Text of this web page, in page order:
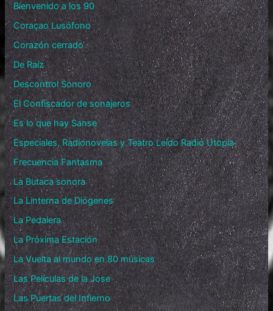
Bienvenido a los 90
Coraçao Lusófono
Corazón cerrado
De Raíz
Descontrol Sonoro
El Confiscador de sonajeros
Es lo que hay Sanse
Especiales, Radionovelas y Teatro Leído Radio Utopía
Frecuencia Fantasma
La Butaca sonora
La Linterna de Diógenes
La Pedalera
La Próxima Estación
La Vuelta al mundo en 80 músicas
Las Películas de la Jose
Las Puertas del Infierno